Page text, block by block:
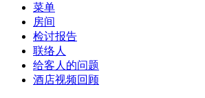
菜单
房间
检讨报告
联络人
给客人的问题
酒店视频回顾